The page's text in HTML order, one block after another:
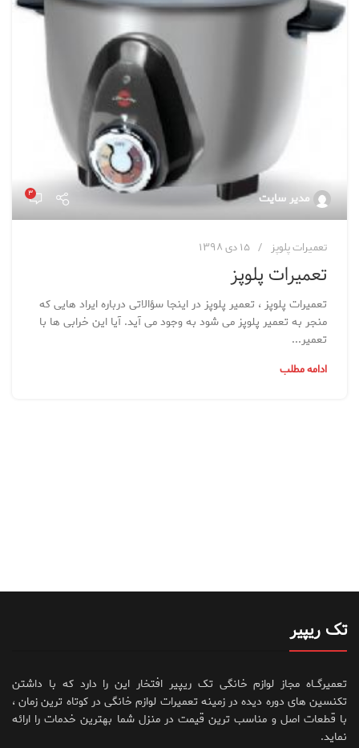
مدیر سایت ۳
تعمیرات پلوپز ۱۵ دی ۱۳۹۸
تعمیرات پلوپز
تعمیرات پلوپز ، تعمیر پلوپز در اینجا سؤالاتی درباره ایراد هایی که
منجر به تعمیر پلوپز می شود به وجود می آید. آیا این خرابی ها با
تعمیر...
ادامه مطلب
تک ریپیر
تعمیرگــاه مجاز لوازم خانگی تک ریپیر افتخار این را دارد که با داشتن
تکنسین های دوره دیده در زمینه تعمیرات لوازم خانگی در کوتاه ترین زمان ،
با قطعات اصل و مناسب ترین قیمت در منزل شما بهترین خدمات را ارائه
نماید.